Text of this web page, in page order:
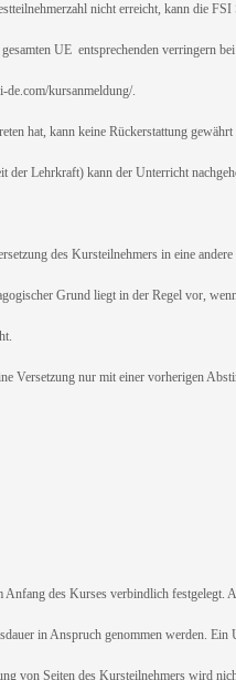
nicht erreicht, kann die FSI
UE entsprechenden verringern
kursanmeldung/.
kann keine Rückerstattung gewährt
kann der Unterricht
des Kursteilnehmers in eine andere
Grund liegt in der Regel vor,
Versetzung nur mit einer vorherigen
des Kurses verbindlich festgelegt.
in Anspruch genommen werden.
von Seiten des Kursteilnehmers wird